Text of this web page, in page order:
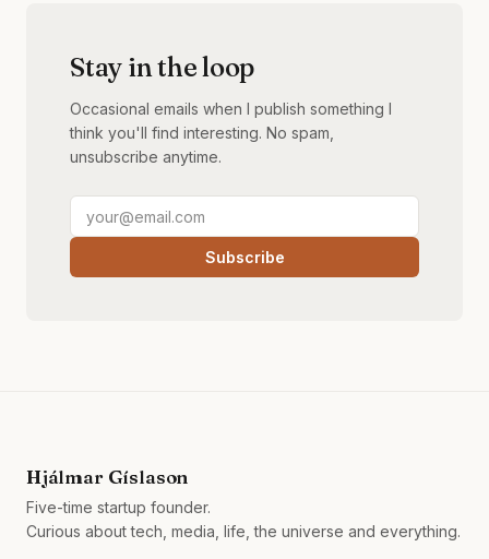
Stay in the loop
Occasional emails when I publish something I
think you'll find interesting. No spam,
unsubscribe anytime.
Subscribe
Hjálmar Gíslason
Five-time startup founder.
Curious about tech, media, life, the universe and everything.